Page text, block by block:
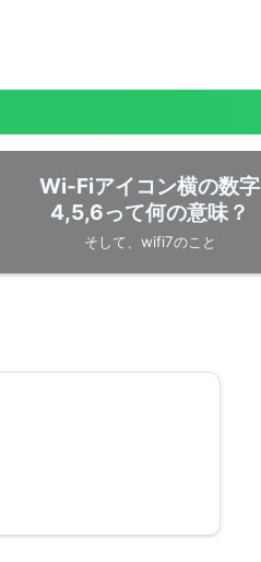
Wi-Fiアイコン横の数字
4,5,6って何の意味？
そして、wifi7のこと